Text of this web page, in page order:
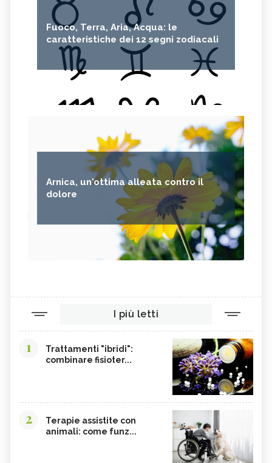
Fuoco, Terra, Aria, Acqua: le
caratteristiche dei 12 segni zodiacali
Arnica, un'ottima alleata contro il
dolore
I più letti
1
Trattamenti "ibridi":
combinare fisioter...
2
Terapie assistite con
animali: come funz...